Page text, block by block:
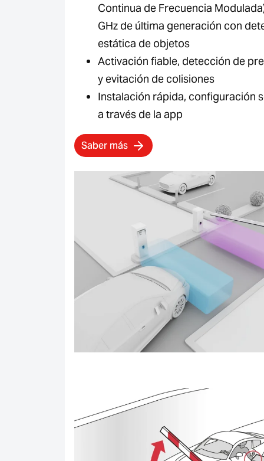
Continua de Frecuencia
GHz de última generación con
estática de objetos
Activación fiable, detección de
y evitación de colisiones
Instalación rápida, configuración
a través de la app
Saber más